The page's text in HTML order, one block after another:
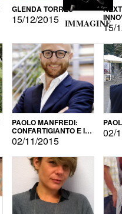
GLENDA TORRES
15/12/2015
15/
PAOLO MANFREDI:
CONFARTIGIANTO E IL
SONDAGGIO
02/11/2015
02/
IMMAGINE